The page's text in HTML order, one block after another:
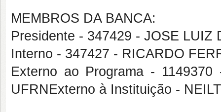
MEMBROS DA BANCA:
Presidente - 347429 - JOSE LUIZ
Interno - 347427 - RICARDO
Externo ao Programa -
UFRNExterno à Instituição -